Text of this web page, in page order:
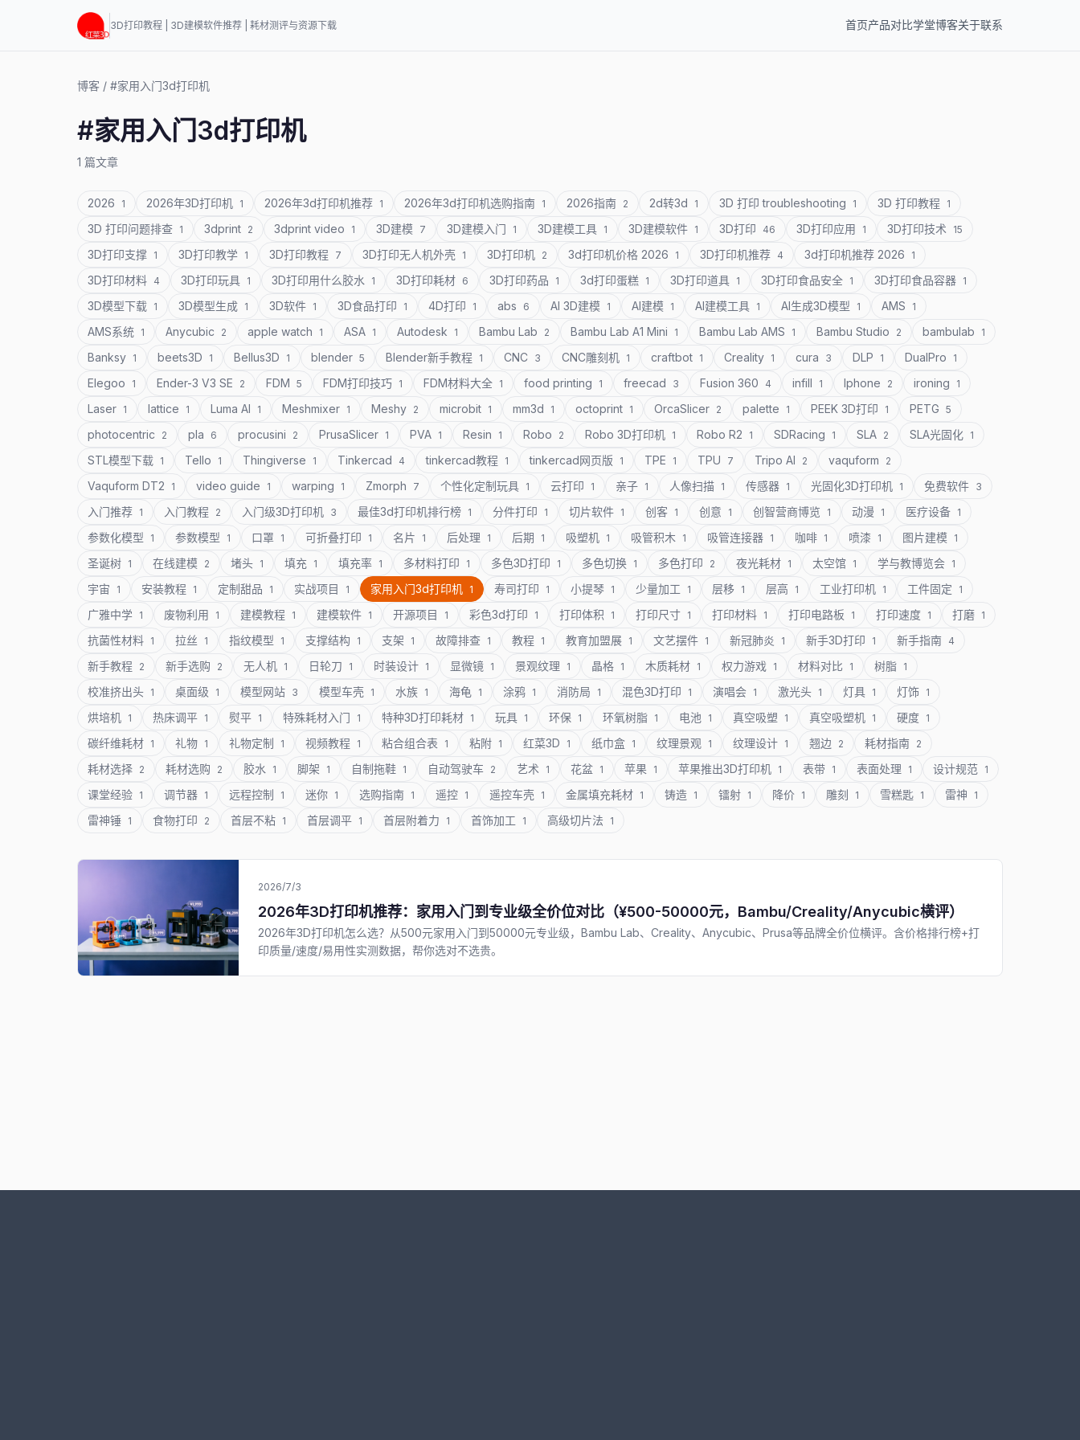
3D打印教程 | 3D建模软件推荐 | 耗材测评与资源下载 首页产品对比学堂博客关于联系
博客 / #家用入门3d打印机
#家用入门3d打印机
1 篇文章
2026 1 2026年3D打印机 1 2026年3d打印机推荐 1 2026年3d打印机选购指南 1 2026指南 2 2d转3d 1 3D 打印 troubleshooting 1 3D 打印教程 1
3D 打印问题排查 1 3dprint 2 3dprint video 1 3D建模 7 3D建模入门 1 3D建模工具 1 3D建模软件 1 3D打印 46 3D打印应用 1 3D打印技术 15
3D打印支撑 1 3D打印教学 1 3D打印教程 7 3D打印无人机外壳 1 3D打印机 2 3d打印机价格 2026 1 3D打印机推荐 4 3d打印机推荐 2026 1
3D打印材料 4 3D打印玩具 1 3D打印用什么胶水 1 3D打印耗材 6 3D打印药品 1 3d打印蛋糕 1 3D打印道具 1 3D打印食品安全 1 3D打印食品容器 1
3D模型下载 1 3D模型生成 1 3D软件 1 3D食品打印 1 4D打印 1 abs 6 AI 3D建模 1 AI建模 1 AI建模工具 1 AI生成3D模型 1 AMS 1
AMS系统 1 Anycubic 2 apple watch 1 ASA 1 Autodesk 1 Bambu Lab 2 Bambu Lab A1 Mini 1 Bambu Lab AMS 1 Bambu Studio 2 bambulab 1
Banksy 1 beets3D 1 Bellus3D 1 blender 5 Blender新手教程 1 CNC 3 CNC雕刻机 1 craftbot 1 Creality 1 cura 3 DLP 1 DualPro 1
Elegoo 1 Ender-3 V3 SE 2 FDM 5 FDM打印技巧 1 FDM材料大全 1 food printing 1 freecad 3 Fusion 360 4 infill 1 Iphone 2 ironing 1
Laser 1 lattice 1 Luma AI 1 Meshmixer 1 Meshy 2 microbit 1 mm3d 1 octoprint 1 OrcaSlicer 2 palette 1 PEEK 3D打印 1 PETG 5
photocentric 2 pla 6 procusini 2 PrusaSlicer 1 PVA 1 Resin 1 Robo 2 Robo 3D打印机 1 Robo R2 1 SDRacing 1 SLA 2 SLA光固化 1
STL模型下载 1 Tello 1 Thingiverse 1 Tinkercad 4 tinkercad教程 1 tinkercad网页版 1 TPE 1 TPU 7 Tripo AI 2 vaquform 2
Vaquform DT2 1 video guide 1 warping 1 Zmorph 7 个性化定制玩具 1 云打印 1 亲子 1 人像扫描 1 传感器 1 光固化3D打印机 1 免费软件 3
入门推荐 1 入门教程 2 入门级3D打印机 3 最佳3d打印机排行榜 1 分件打印 1 切片软件 1 创客 1 创意 1 创智营商博览 1 动漫 1 医疗设备 1
参数化模型 1 参数模型 1 口罩 1 可折叠打印 1 名片 1 后处理 1 后期 1 吸塑机 1 吸管积木 1 吸管连接器 1 咖啡 1 喷漆 1 图片建模 1
圣诞树 1 在线建模 2 堵头 1 填充 1 填充率 1 多材料打印 1 多色3D打印 1 多色切换 1 多色打印 2 夜光耗材 1 太空馆 1 学与教博览会 1
宇宙 1 安装教程 1 定制甜品 1 实战项目 1 家用入门3d打印机 1 寿司打印 1 小提琴 1 少量加工 1 层移 1 层高 1 工业打印机 1 工件固定 1
广雅中学 1 废物利用 1 建模教程 1 建模软件 1 开源项目 1 彩色3d打印 1 打印体积 1 打印尺寸 1 打印材料 1 打印电路板 1 打印速度 1 打磨 1
抗菌性材料 1 拉丝 1 指纹模型 1 支撑结构 1 支架 1 故障排查 1 教程 1 教育加盟展 1 文艺摆件 1 新冠肺炎 1 新手3D打印 1 新手指南 4
新手教程 2 新手选购 2 无人机 1 日轮刀 1 时装设计 1 显微镜 1 景观纹理 1 晶格 1 木质耗材 1 权力游戏 1 材料对比 1 树脂 1
校准挤出头 1 桌面级 1 模型网站 3 模型车壳 1 水族 1 海龟 1 涂鸦 1 消防局 1 混色3D打印 1 演唱会 1 激光头 1 灯具 1 灯饰 1
烘培机 1 热床调平 1 熨平 1 特殊耗材入门 1 特种3D打印耗材 1 玩具 1 环保 1 环氧树脂 1 电池 1 真空吸塑 1 真空吸塑机 1 硬度 1
碳纤维耗材 1 礼物 1 礼物定制 1 视频教程 1 粘合组合表 1 粘附 1 红菜3D 1 纸巾盒 1 纹理景观 1 纹理设计 1 翘边 2 耗材指南 2
耗材选择 2 耗材选购 2 胶水 1 脚架 1 自制拖鞋 1 自动驾驶车 2 艺术 1 花盆 1 苹果 1 苹果推出3D打印机 1 表带 1 表面处理 1 设计规范 1
课堂经验 1 调节器 1 远程控制 1 迷你 1 选购指南 1 遥控 1 遥控车壳 1 金属填充耗材 1 铸造 1 镭射 1 降价 1 雕刻 1 雪糕匙 1 雷神 1
雷神锤 1 食物打印 2 首层不粘 1 首层调平 1 首层附着力 1 首饰加工 1 高级切片法 1
2026/7/3
2026年3D打印机推荐：家用入门到专业级全价位对比（¥500-50000元，Bambu/Creality/Anycubic横评）
2026年3D打印机怎么选？从500元家用入门到50000元专业级，Bambu Lab、Creality、Anycubic、Prusa等品牌全价位横评。含价格排行榜+打
印质量/速度/易用性实测数据，帮你选对不选贵。